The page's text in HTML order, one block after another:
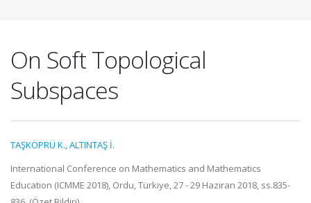
On Soft Topological
Subspaces
TAŞKÖPRÜ K.,ALTINTAŞ İ.
International Conference on Mathematics and Mathematics
Education (ICMME 2018), Ordu, Türkiye, 27 - 29 Haziran 2018, ss.835-